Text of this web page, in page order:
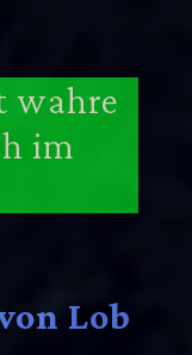
wahre
im
Lob